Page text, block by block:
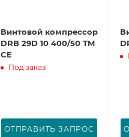
Винтовой компрессор
DRB 29D 10 400/50 TM
CE
Под заказ
ОТПРАВИТЬ ЗАПРОС